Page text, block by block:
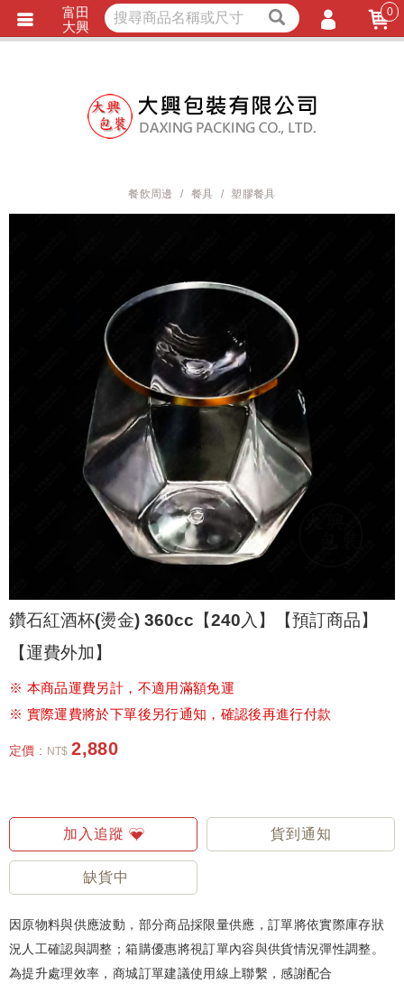
立即詢價 LINE詢問
餐飲周邊 餐具 塑膠餐具
鑽石紅酒杯(燙金) 360cc【240入】【預訂商品】
【運費外加】
※ 本商品運費另計，不適用滿額免運
※ 實際運費將於下單後另行通知，確認後再進行付款
定價 : NT$ 2,880
加入追蹤 貨到通知
缺貨中
因原物料與供應波動，部分商品採限量供應，訂單將依實際庫存狀
況人工確認與調整；箱購優惠將視訂單內容與供貨情況彈性調整。
為提升處理效率，商城訂單建議使用線上聯繫，感謝配合
富田
大興
0
會員註冊
忘記密碼
獨家商品 耐熱內襯